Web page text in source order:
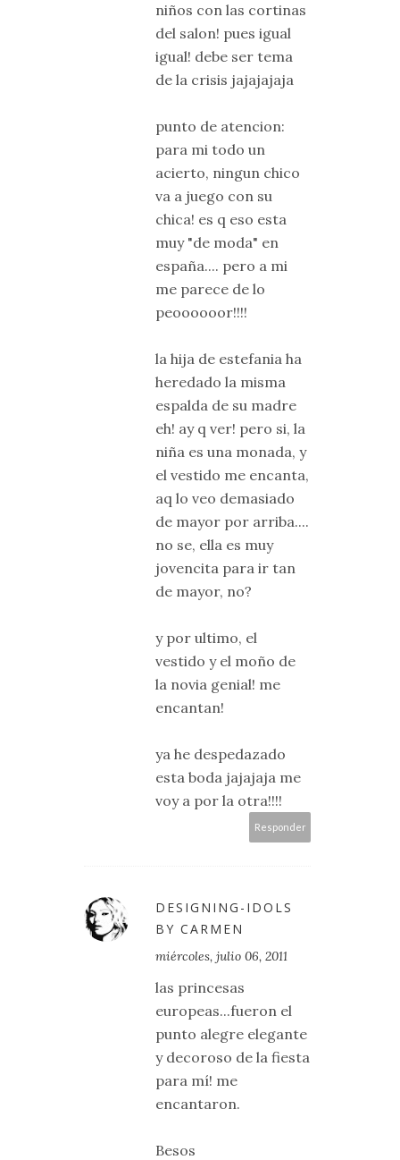
niños con las cortinas
del salon! pues igual
igual! debe ser tema
de la crisis jajajajaja
punto de atencion:
para mi todo un
acierto, ningun chico
va a juego con su
chica! es q eso esta
muy "de moda" en
españa.... pero a mi
me parece de lo
peoooooor!!!!
la hija de estefania ha
heredado la misma
espalda de su madre
eh! ay q ver! pero si, la
niña es una monada, y
el vestido me encanta,
aq lo veo demasiado
de mayor por arriba....
no se, ella es muy
jovencita para ir tan
de mayor, no?
y por ultimo, el
vestido y el moño de
la novia genial! me
encantan!
ya he despedazado
esta boda jajajaja me
voy a por la otra!!!!
Responder
DESIGNING-IDOLS
BY CARMEN
miércoles, julio 06, 2011
las princesas
europeas...fueron el
punto alegre elegante
y decoroso de la fiesta
para mí! me
encantaron.
Besos